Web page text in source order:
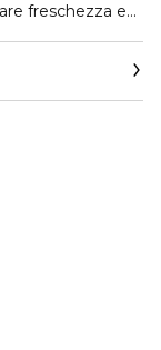
freschezza e
omogeneità
per un